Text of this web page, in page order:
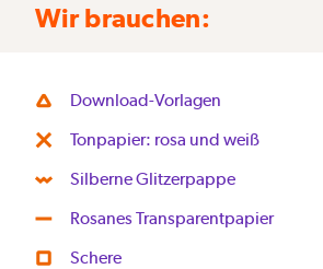
Wir brauchen:
Download-Vorlagen
Tonpapier: rosa und weiß
Silberne Glitzerpappe
Rosanes Transparentpapier
Schere